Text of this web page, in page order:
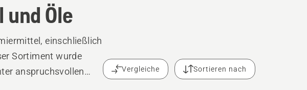
Öle
einschließlich
Sortiment wurde
anspruchsvollen
Vergleiche Sortieren nach